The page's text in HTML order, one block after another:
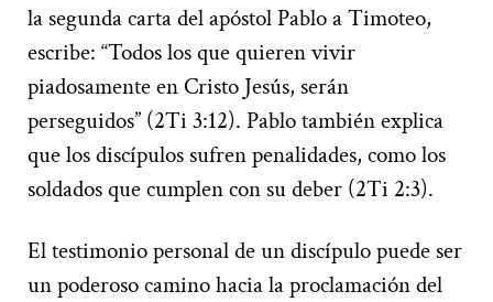
la segunda carta del apóstol Pablo a Timoteo,
escribe: “Todos los que quieren vivir
piadosamente en Cristo Jesús, serán
perseguidos” (2Ti 3:12). Pablo también explica
que los discípulos sufren penalidades, como los
soldados que cumplen con su deber (2Ti 2:3).
El testimonio personal de un discípulo puede ser
un poderoso camino hacia la proclamación del